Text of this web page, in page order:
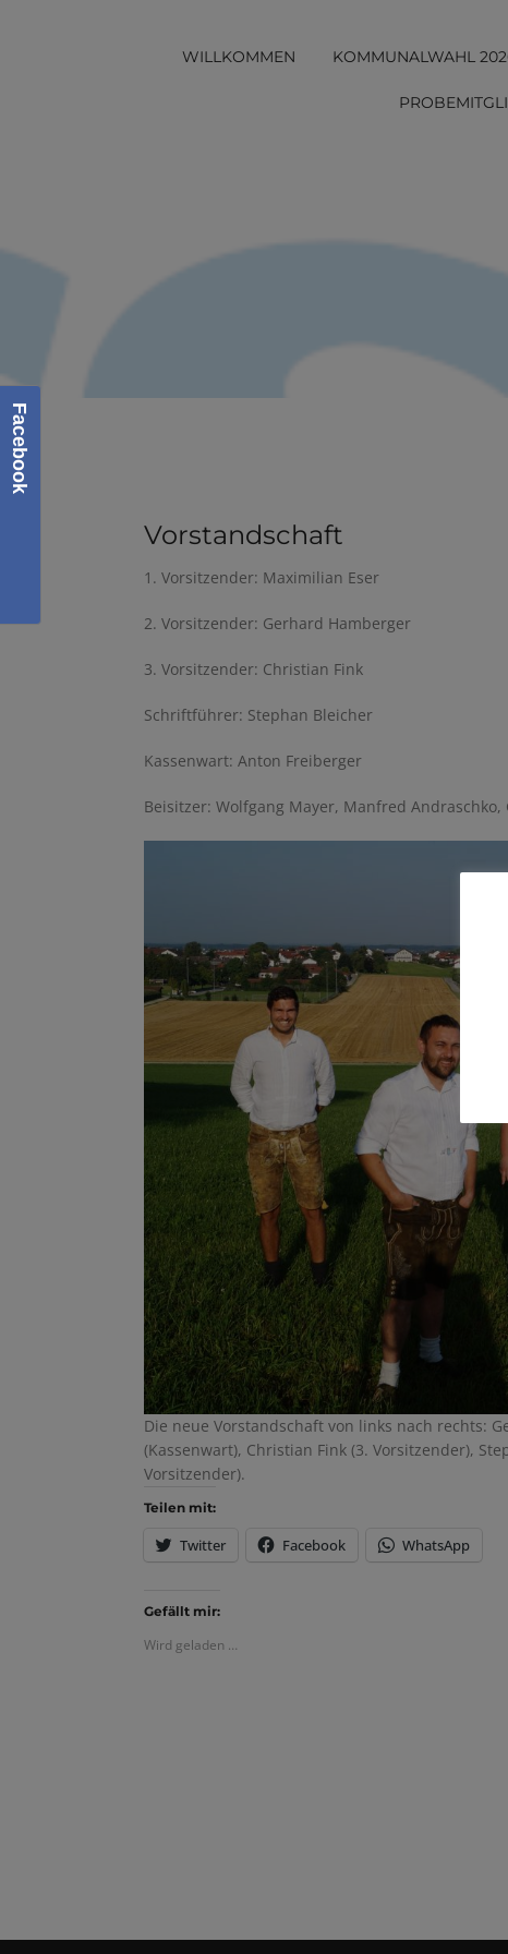
WILLKOMMEN KOMMUNALWAHL
Vorstandschaft
1. Vorsitzender: Maximilian Eser
2. Vorsitzender: Gerhard Hamberger
3. Vorsitzender: Christian Fink
Schriftführer: Stephan Bleicher
Kassenwart: Anton Freiberger
Beisitzer: Wolfgang Mayer, Manfred
Die neue Vorstandschaft von links nach rechts:
(Kassenwart), Christian Fink (3. Vorsitzender),
Vorsitzender).
Teilen mit:
Twitter Facebook WhatsApp
Gefällt mir:
Wird geladen …
Facebook